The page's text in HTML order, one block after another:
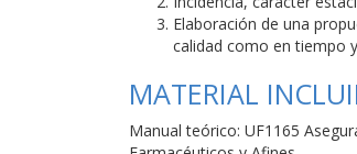
Elaboración de una
calidad como en tiempo
MATERIAL
Manual teórico: UF1165